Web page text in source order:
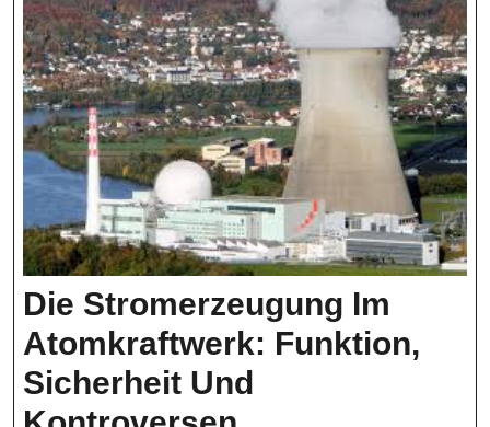
Atomkraft
Die Stromerzeugung Im
Atomkraftwerk: Funktion,
Sicherheit Und